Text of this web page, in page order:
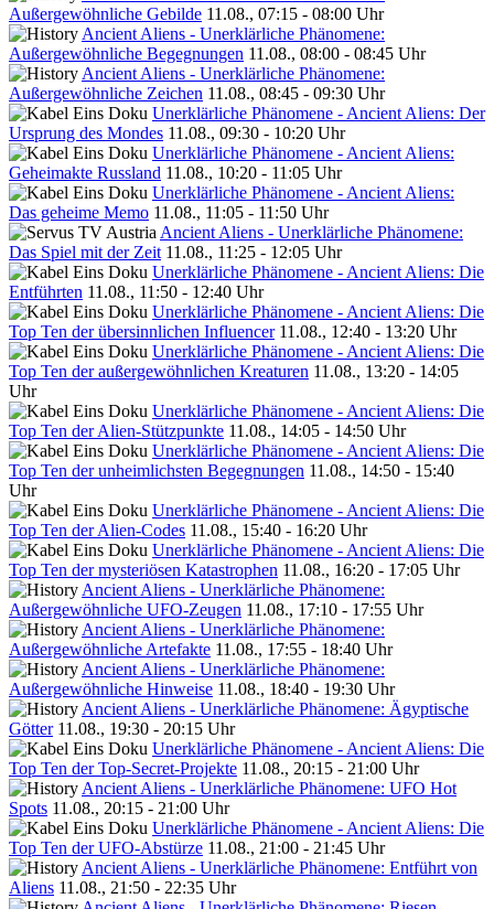
Außergewöhnliche Gebilde 11.08., 07:15 - 08:00 Uhr
Ancient Aliens - Unerklärliche Phänomene:
Außergewöhnliche Begegnungen 11.08., 08:00 - 08:45 Uhr
Ancient Aliens - Unerklärliche Phänomene:
Außergewöhnliche Zeichen 11.08., 08:45 - 09:30 Uhr
Unerklärliche Phänomene - Ancient Aliens: Der
Ursprung des Mondes 11.08., 09:30 - 10:20 Uhr
Unerklärliche Phänomene - Ancient Aliens:
Geheimakte Russland 11.08., 10:20 - 11:05 Uhr
Unerklärliche Phänomene - Ancient Aliens:
Das geheime Memo 11.08., 11:05 - 11:50 Uhr
Ancient Aliens - Unerklärliche Phänomene:
Das Spiel mit der Zeit 11.08., 11:25 - 12:05 Uhr
Unerklärliche Phänomene - Ancient Aliens: Die
Entführten 11.08., 11:50 - 12:40 Uhr
Unerklärliche Phänomene - Ancient Aliens: Die
Top Ten der übersinnlichen Influencer 11.08., 12:40 - 13:20 Uhr
Unerklärliche Phänomene - Ancient Aliens: Die
Top Ten der außergewöhnlichen Kreaturen 11.08., 13:20 - 14:05
Uhr
Unerklärliche Phänomene - Ancient Aliens: Die
Top Ten der Alien-Stützpunkte 11.08., 14:05 - 14:50 Uhr
Unerklärliche Phänomene - Ancient Aliens: Die
Top Ten der unheimlichsten Begegnungen 11.08., 14:50 - 15:40
Uhr
Unerklärliche Phänomene - Ancient Aliens: Die
Top Ten der Alien-Codes 11.08., 15:40 - 16:20 Uhr
Unerklärliche Phänomene - Ancient Aliens: Die
Top Ten der mysteriösen Katastrophen 11.08., 16:20 - 17:05 Uhr
Ancient Aliens - Unerklärliche Phänomene:
Außergewöhnliche UFO-Zeugen 11.08., 17:10 - 17:55 Uhr
Ancient Aliens - Unerklärliche Phänomene:
Außergewöhnliche Artefakte 11.08., 17:55 - 18:40 Uhr
Ancient Aliens - Unerklärliche Phänomene:
Außergewöhnliche Hinweise 11.08., 18:40 - 19:30 Uhr
Ancient Aliens - Unerklärliche Phänomene: Ägyptische
Götter 11.08., 19:30 - 20:15 Uhr
Unerklärliche Phänomene - Ancient Aliens: Die
Top Ten der Top-Secret-Projekte 11.08., 20:15 - 21:00 Uhr
Ancient Aliens - Unerklärliche Phänomene: UFO Hot
Spots 11.08., 20:15 - 21:00 Uhr
Unerklärliche Phänomene - Ancient Aliens: Die
Top Ten der UFO-Abstürze 11.08., 21:00 - 21:45 Uhr
Ancient Aliens - Unerklärliche Phänomene: Entführt von
Aliens 11.08., 21:50 - 22:35 Uhr